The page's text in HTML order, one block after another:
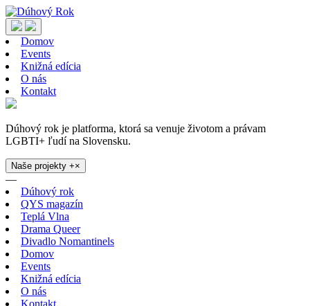
Domov
Events
Knižná edícia
O nás
Kontakt
Dúhový rok je platforma, ktorá sa venuje životom a právam
LGBTI+ ľudí na Slovensku.
Naše projekty +×
—
Dúhový rok
QYS magazín
Teplá Vlna
Drama Queer
Divadlo Nomantinels
Domov
Events
Knižná edícia
O nás
Kontakt